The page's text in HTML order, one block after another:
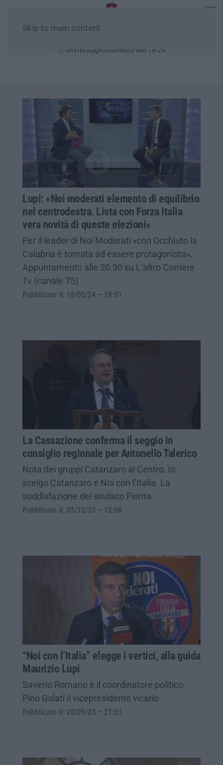
Skip to main content
Ultimo aggiornamento alle 18:24
Lupi: «Noi moderati elemento di equilibrio
nel centrodestra. Lista con Forza Italia
vera novità di queste elezioni»
Per il leader di Noi Moderati «con Occhiuto la
Calabria è tornata ad essere protagonista».
Appuntamento alle 20.30 su L’altro Corriere
Tv (canale 75)
Pubblicato il: 18/05/24 – 18:01
La Cassazione conferma il seggio in
consiglio regionale per Antonello Talerico
Nota dei gruppi Catanzaro al Centro, Io
scelgo Catanzaro e Noi con l’Italia. La
soddisfazione del sindaco Fiorita
Pubblicato il: 05/12/23 – 12:06
“Noi con l’Italia” elegge i vertici, alla guida
Maurizio Lupi
Saverio Romano è il coordinatore politico,
Pino Galati il vicepresidente vicario
Pubblicato il: 20/05/23 – 21:51